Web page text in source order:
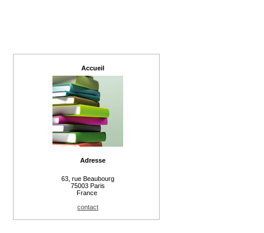
Accueil
Adresse
63, rue Beaubourg
75003 Paris
France
contact